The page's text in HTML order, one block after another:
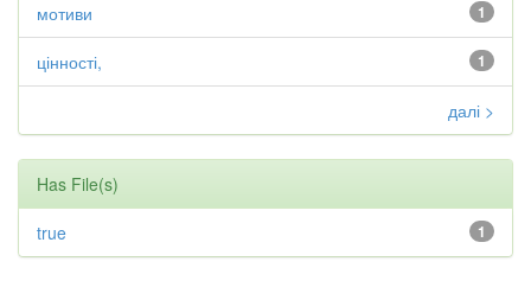
1
мотиви
1
цінності,
далі >
Has File(s)
1
true